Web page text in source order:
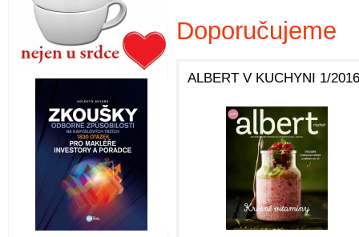
Doporučujeme
ALBERT V KUCHYNI 1/2016